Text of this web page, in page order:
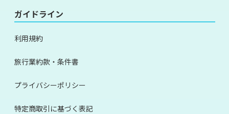
ガイドライン
利用規約
旅行業約款・条件書
プライバシーポリシー
特定商取引に基づく表記